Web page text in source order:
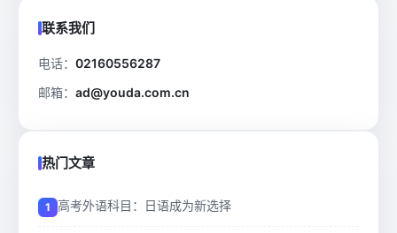
联系我们
电话： 02160556287
邮箱： ad@youda.com.cn
热门文章
高考外语科目：日语成为新选择